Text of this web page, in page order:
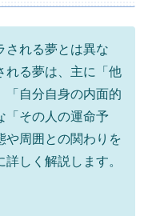
される夢とは異な
れる夢は、主に「他
「自分自身の内面的
「その人の運命予
や周囲との関わりを
しく解説します。